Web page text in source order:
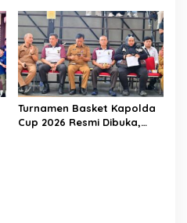
Turnamen Basket Kapolda
Cup 2026 Resmi Dibuka,